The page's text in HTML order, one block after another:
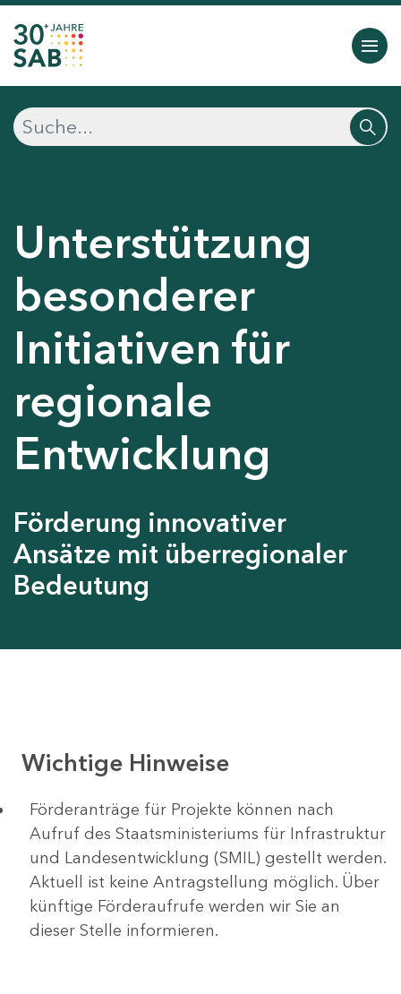
Unterstützung
besonderer
Initiativen für
regionale
Entwicklung
Förderung innovativer
Ansätze mit überregionaler
Bedeutung
Wichtige Hinweise
Förderanträge für Projekte können nach
Aufruf des Staatsministeriums für Infrastruktur
und Landesentwicklung (SMIL) gestellt werden.
Aktuell ist keine Antragstellung möglich. Über
künftige Förderaufrufe werden wir Sie an
dieser Stelle informieren.